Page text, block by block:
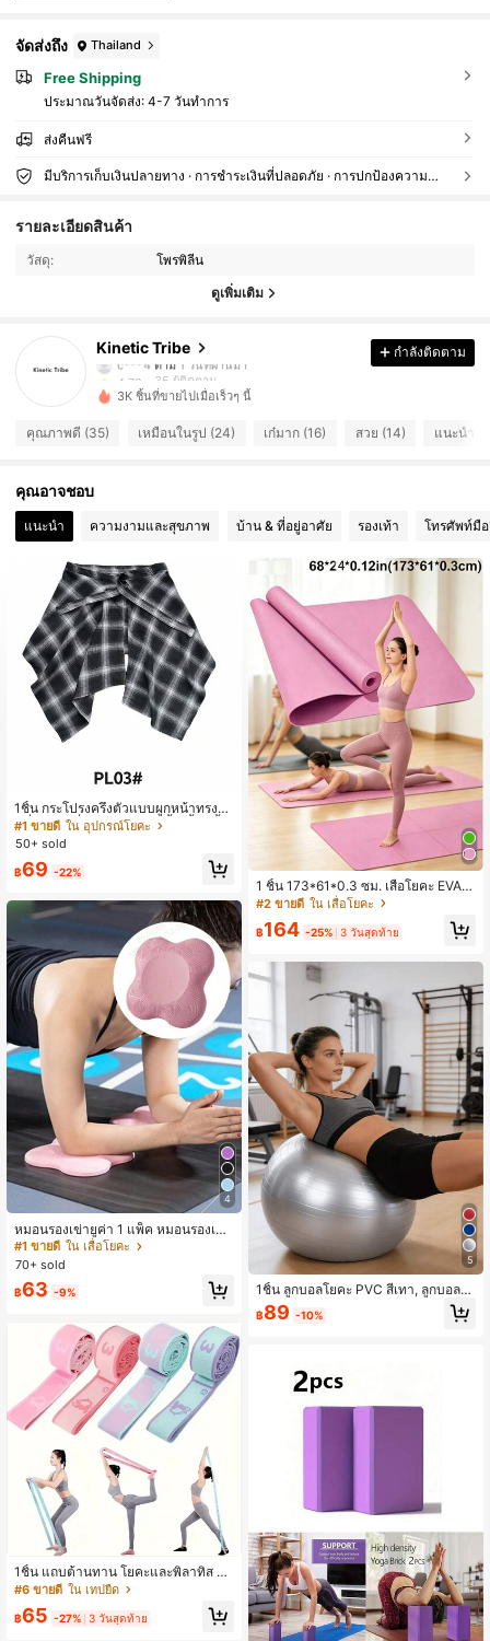
จัดส่งถึง Thailand
Free Shipping
ประมาณวันจัดส่ง: 4-7 วันทำการ
ส่งคืนฟรี
มีบริการเก็บเงินปลายทาง · การชำระเงินที่ปลอดภัย · การปกป้องความเป็นส่วนตัว
รายละเอียดสินค้า
วัสดุ: โพรพิลีน
ดูเพิ่มเติม
Kinetic Tribe
4.70
35 ผู้ติดตาม
35 ผู้ติดตาม
4.70
c***4 ตาม1 วันที่ผ่านมา
4.70
35 ผู้ติดตาม
35 ผู้ติดตาม
4.70 35 ผู้ติดตาม
35 ผู้ติดตาม
กำลังติดตาม
3K ชิ้นที่ขายไปเมื่อเร็วๆ นี้
คุณภาพดี (35) เหมือนในรูป (24) เก๋มาก (16) สวย (14) แนะนำอ
คุณอาจชอบ
แนะนำ ความงามและสุขภาพ บ้าน & ที่อยู่อาศัย รองเท้า โทรศัพท์มื
1ชิ้น กระโปรงครึ่งตัวแบบผูกหน้าทรงสลิ
มมิ่งใหม่, เพื่อนคู่ใจสำหรับเสื้อเชิ้ต, เสื้อ
สเวตเชิ้ต, เสื้อยืด, แจ็คเก็ต, ยกสะโพกแ
#1 ขายดี ใน อุปกรณ์โยคะ
50+ sold
฿69 -22%
4
หมอนรองเข่ายูค่า 1 แพ็ค หมอนรองเข่า
ยูการ์ด ความหนาสำหรับออกกำลังกาย
ตั้งแต่เข่า ข้อศอก ข้อมือ มือ หัว เสื่อโฟ
มกิโลเตส
#1 ขายดี ใน เสื่อโยคะ
70+ sold
฿63 -9%
1ชิ้น แถบต้านทาน โยคะและพิลาทิส พร้
อมหลายฟังก์ชัน อุปกรณ์ความยืดหยุ่นแ
อใหม่ ออกกำลังกายที่บ้าน เต้นรำ และก
#6 ขายดี ใน เทปยืด
฿65 -27% 3 วันสุดท้าย
1 ชิ้น 173*61*0.3 ซม. เสื่อโยคะ EVA เ
หมาะสำหรับการออกกำลังกายพิลาทิส
ายที่บ้านและการฝึกโยคะ เหมาะสำหรับ
ยและการฝึกเต้น เสื่อกีฬา เสื่อโยคะบาง
พิเศษสามารถเป็นส่วนหนึ่งของชุดกีฬา
#2 ขายดี ใน เสื่อโยคะ
฿164 -25% 3 วันสุดท้าย
5
1ชิ้น ลูกบอลโยคะ PVC สีเทา, ลูกบอลท
รงตัวสำหรับฟิตเนสและพิลาทิส, เหมาะ
สำหรับการลดน้ำหนักและการฝึกความ
ช้ร่วมกับการเล่นโยคะ, การยืดเส้นและก
ารฝึกความยืดหยุ่น, ต้องซื้อปั๊มแยกต่าง
฿89 -10%